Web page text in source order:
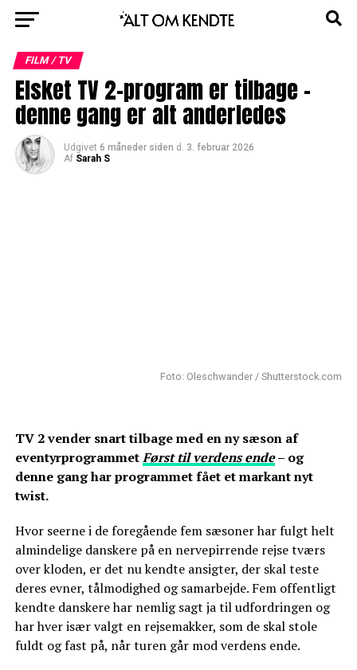
FILM / TV
Elsket TV 2-program er tilbage –
denne gang er alt anderledes
Udgivet 6 måneder siden d. 3. februar 2026
Af Sarah S
Foto: Oleschwander / Shutterstock.com
TV 2 vender snart tilbage med en ny sæson af
eventyrprogrammetFørst til verdens ende– og
denne gang har programmet fået et markant nyt
twist.
Hvor seerne i de foregående fem sæsoner har fulgt helt
almindelige danskere på en nervepirrende rejse tværs
over kloden, er det nu kendte ansigter, der skal teste
deres evner, tålmodighed og samarbejde. Fem offentligt
kendte danskere har nemlig sagt ja til udfordringen og
har hver især valgt en rejsemakker, som de skal stole
fuldt og fast på, når turen går mod verdens ende.